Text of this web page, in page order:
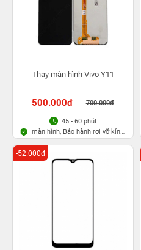
Thay màn hình Vivo Y11
500.000đ 700.000đ
45 - 60 phút
màn hình, Bảo hành rơi vỡ kính
1 lần trong 3 tháng
-52.000đ